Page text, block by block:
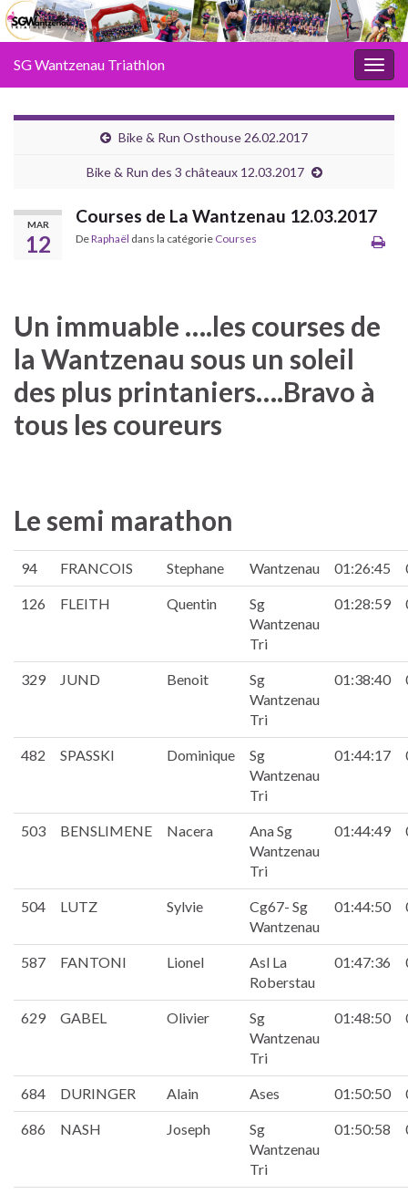
SG Wantzenau Triathlon
Bike & Run Osthouse 26.02.2017
Bike & Run des 3 châteaux 12.03.2017
MAR
12
Courses de La Wantzenau 12.03.2017
DeRaphaël dans la catégorie Courses
Un immuable ….les courses de
la Wantzenau sous un soleil
des plus printaniers….Bravo à
tous les coureurs
Le semi marathon
94 FRANCOIS Stephane Wantzenau 01:26:45
126 FLEITH Quentin
Sg
Wantzenau
Tri
01:28:59
329 JUND Benoit
Sg
Wantzenau
Tri
01:38:40
482 SPASSKI Dominique
Sg
Wantzenau
Tri
01:44:17
503 BENSLIMENE Nacera
Ana Sg
Wantzenau
Tri
01:44:49
504 LUTZ Sylvie
Cg67- Sg
Wantzenau
01:44:50
587 FANTONI Lionel
Asl La
Roberstau
01:47:36
629 GABEL Olivier
Sg
Wantzenau
Tri
01:48:50
684 DURINGER Alain Ases 01:50:50
686 NASH Joseph
Sg
Wantzenau
Tri
01:50:58